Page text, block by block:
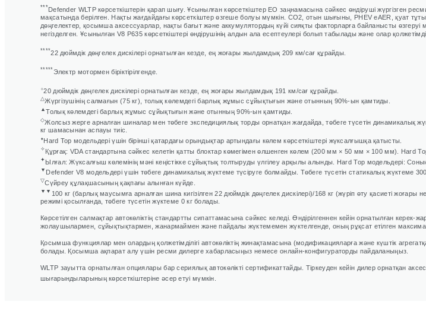
***Defender WLTP көрсеткіштерін қарап шығу. Ұсынылған көрсеткіштер ЕО заңнамасына сәйкес өндіруші жүргізген
мақсатында берілген. Нақты жағдайдағы көрсеткіштер өзгеше болуы мүмкін. CO2, отын шығыны, PHEV eAER, қуат
дөңгелектер, қосымша аксессуарлар, нақты бағыт және аккумулятордың күйі сияқты факторларға байланысты
негізделген. Ұсынылған V8 P635 көрсеткіштері өндірушінің алдын ала есептеулері болып табылады және олар
****22 дюймдік дөңгелек дискілері орнатылған кезде, ең жоғары жылдамдық 209 км/сағ құрайды.
*****Электр мотормен біріктірілгенде.
⬨20 дюймдік дөңгелек дискілері орнатылған кезде, ең жоғары жылдамдық 191 км/сағ құрайды.
△Жүргізушінің салмағын (75 кг), толық көлемдегі барлық жұмыс сұйықтығын және отынның 90%-ын қамтиды.
▲Толық көлемдегі барлық жұмыс сұйықтығын және отынның 90%-ын қамтиды.
◇Жолсыз жерге арналған шиналар мен төбеге экспедициялық торды орнатқан жағдайда, төбеге түсетін динамикалық
кг шамасынан аспауы тиіс.
⬧ Hard Top модельдері үшін бірінші қатардағы орындықтар артындағы көлем көрсеткіштері жүксалғышқа қатысты.
✧ Құрғақ: VDA стандартына сәйкес келетін қатты блоктар көмегімен өлшенген көлем (200 мм × 50 мм × 100 мм). Hard
✦ Ылғал: Жүксалғыш көлемінің мәні кеңістікке сұйықтық толтыруды үлгілеу арқылы алынды. Hard Top модельдері:
▼ Defender V8 модельдері үшін төбеге динамикалық жүктеме түсіруге болмайды. Төбеге түсетін статикалық жүктеме
▽Сүйреу құлақшасының қақпағы алынған күйде.
▼▼ 100 кг (барлық маусымға арналған шина кигізілген 22 дюймдік дөңгелек дискілері)/168 кг (жүріп өту қасиеті жоғары
режимі қосылғанда, төбеге түсетін жүктеме 0 кг болады.
Көрсетілген салмақтар автокөліктің стандартты сипаттамасына сәйкес келеді. Өндірілгеннен кейін орнатылған
жолаушылармен, сұйықтықтармен, жанармаймен және пайдалы жүктемемен жүктелгенде, оның рұқсат етілген
Қосымша функциялар мен олардың қолжетімділігі автокөліктің жинақтамасына (модификацияларға және күштік
болады. Қосымша ақпарат алу үшін ресми дилерге хабарласыңыз немесе онлайн-конфигураторды пайдаланыңыз.
WLTP зауытта орнатылған опциялары бар сериялық автокөлікті сертификаттайды. Тіркеуден кейін дилер орнатқан
шығарындыларының көрсеткіштеріне әсер етуі мүмкін.